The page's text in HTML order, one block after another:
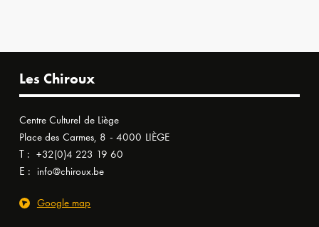
Les Chiroux
Centre Culturel de Liège
Place des Carmes, 8 - 4000 LIÈGE
T : +32(0)4 223 19 60
E : info@chiroux.be
Google map